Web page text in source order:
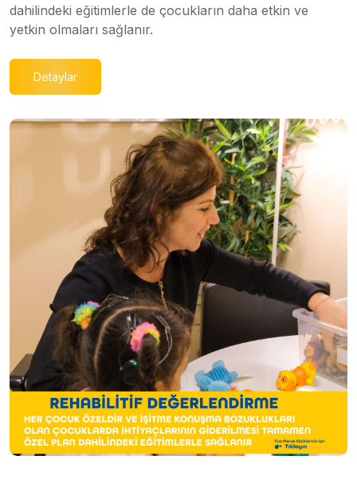
dahilindeki eğitimlerle de çocukların daha etkin ve
yetkin olmaları sağlanır.
Detaylar